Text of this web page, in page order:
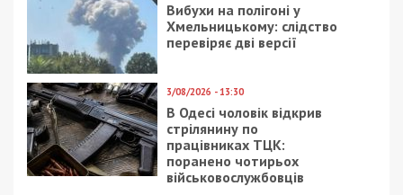
Вибухи на полігоні у
Хмельницькому: слідство
перевіряє дві версії
3/08/2026 - 13:30
В Одесі чоловік відкрив
стрілянину по
працівниках ТЦК:
поранено чотирьох
військовослужбовців